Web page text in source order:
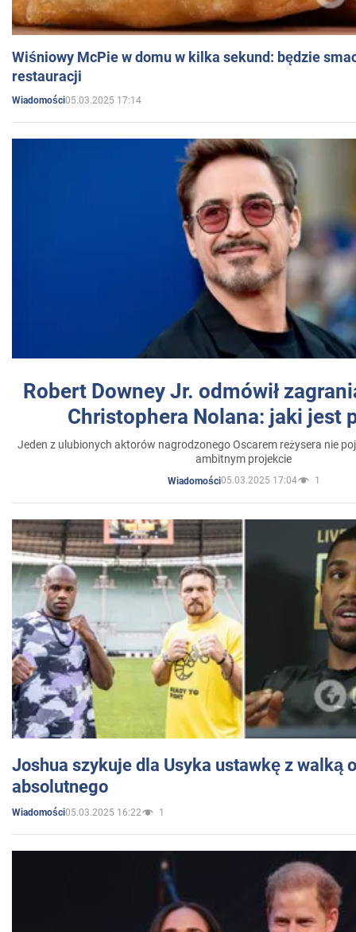
Wiśniowy McPie w domu w kilka sekund: będzie
restauracji
Wiadomości05.03.2025 17:14
Robert Downey Jr. odmówił
Christophera Nolana: jaki jest
Jeden z ulubionych aktorów nagrodzonego Oscarem reżysera nie
ambitnym projekcie
Wiadomości05.03.2025 17:04 1
Joshua szykuje dla Usyka ustawkę z walką
absolutnego
Wiadomości05.03.2025 16:22 1